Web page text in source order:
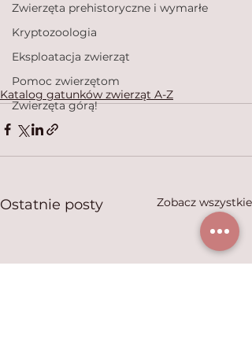
Zwierzęta prehistoryczne i wymarłe
Kryptozoologia
Eksploatacja zwierząt
Pomoc zwierzętom
Zwierzęta górą!
Katalog gatunków zwierząt A-Z
Ostatnie posty Zobacz wszystkie